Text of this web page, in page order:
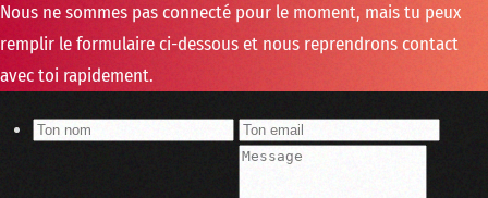
Nous ne sommes pas connecté pour le moment, mais tu peux
remplir le formulaire ci-dessous et nous reprendrons contact
avec toi rapidement.